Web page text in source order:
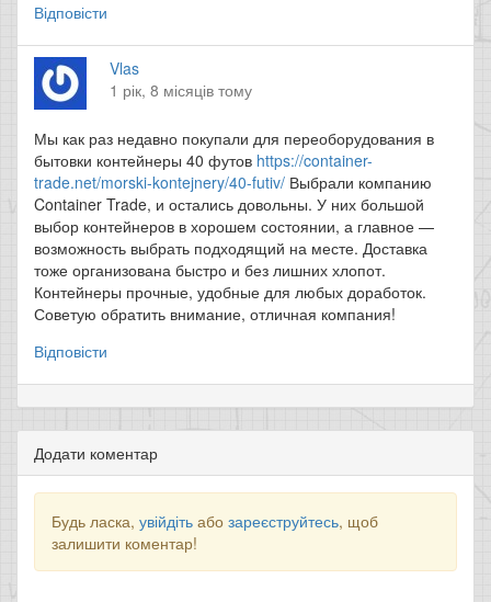
Відповісти
Vlas
1 рік, 8 місяців тому
Мы как раз недавно покупали для переоборудования в
бытовки контейнеры 40 футов https://container-
trade.net/morski-kontejnery/40-futiv/ Выбрали компанию
Container Trade, и остались довольны. У них большой
выбор контейнеров в хорошем состоянии, а главное —
возможность выбрать подходящий на месте. Доставка
тоже организована быстро и без лишних хлопот.
Контейнеры прочные, удобные для любых доработок.
Советую обратить внимание, отличная компания!
Відповісти
Додати коментар
Будь ласка, увійдіть або зареєструйтесь, щоб
залишити коментар!